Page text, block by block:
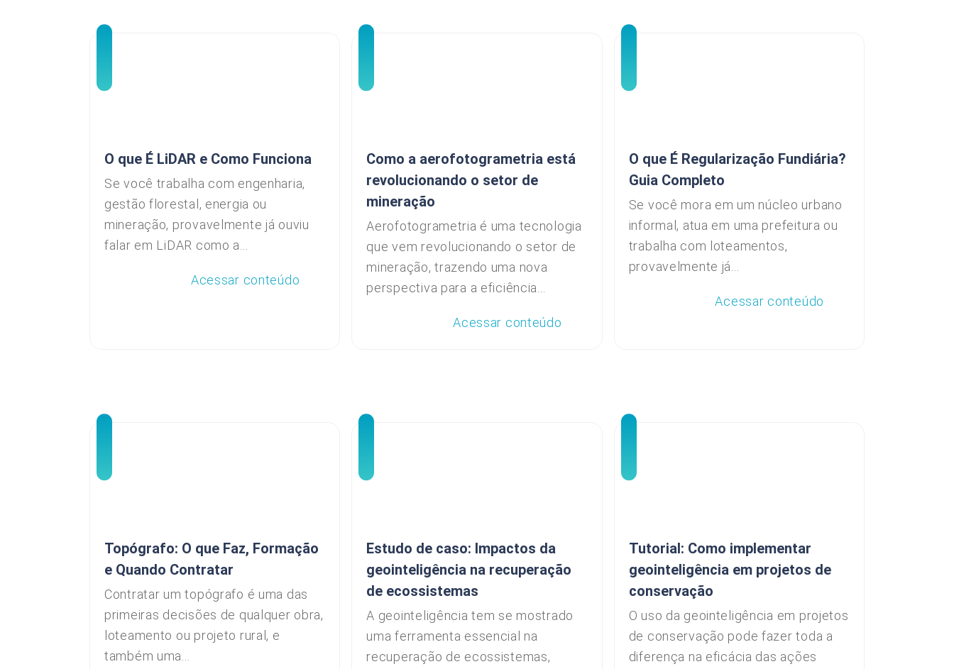
O que É LiDAR e Como Funciona
Se você trabalha com engenharia,
gestão florestal, energia ou
mineração, provavelmente já ouviu
falar em LiDAR como a...
Acessar conteúdo
Como a aerofotogrametria está
revolucionando o setor de
mineração
Aerofotogrametria é uma tecnologia
que vem revolucionando o setor de
mineração, trazendo uma nova
perspectiva para a eficiência...
Acessar conteúdo
O que É Regularização Fundiária?
Guia Completo
Se você mora em um núcleo urbano
informal, atua em uma prefeitura ou
trabalha com loteamentos,
provavelmente já...
Acessar conteúdo
Topógrafo: O que Faz, Formação
e Quando Contratar
Contratar um topógrafo é uma das
primeiras decisões de qualquer obra,
loteamento ou projeto rural, e
também uma...
Estudo de caso: Impactos da
geointeligência na recuperação
de ecossistemas
A geointeligência tem se mostrado
uma ferramenta essencial na
recuperação de ecossistemas,
Tutorial: Como implementar
geointeligência em projetos de
conservação
O uso da geointeligência em projetos
de conservação pode fazer toda a
diferença na eficácia das ações